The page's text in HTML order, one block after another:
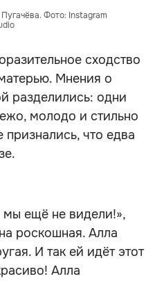
Фото: Instagram
сходство
Мнения о
разделились: одни
молодо и стильно
что едва
ещё не видели!»,
роскошная. Алла
И так ей идёт этот
Алла